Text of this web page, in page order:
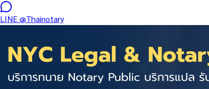
LINE@Thainotary